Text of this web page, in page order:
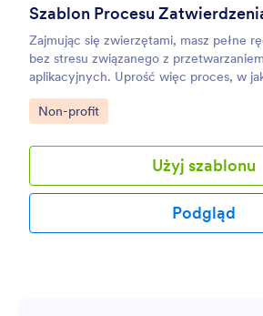
Zajmując się zwierzętami, masz pełne
bez stresu związanego z
aplikacyjnych. Uprość więc proces, w
zarządza wnioskami z pomocą naszego
zatwierdzenia wniosku o adopcję
osoba wskazana w procesie otrzyma
wniosek zostanie zatwierdzony, zostanie
następnej osobie, dopóki proces nie
Wszyscy aplikanci otrzymają
mail, informującą o decyzji. Twoja
Go to Category:
Non-profit
Użyj szablonu
Podgląd